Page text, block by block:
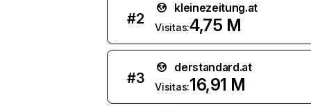
#2
kleinezeitung.at
Visitas:4,75 M
#3
derstandard.at
Visitas:16,91 M